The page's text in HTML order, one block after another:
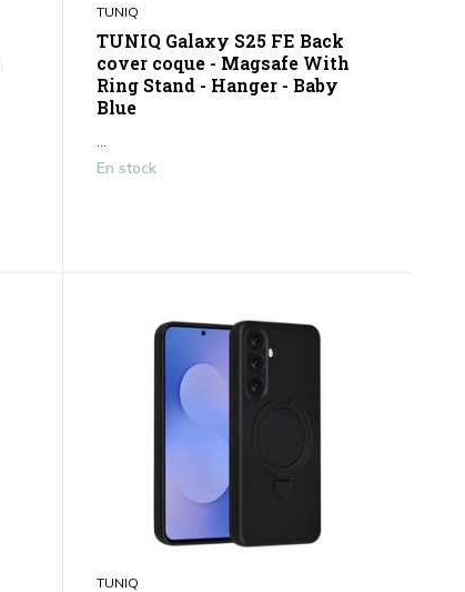
TUNIQ
TUNIQ Galaxy S25 FE Back
cover coque - Magsafe With
Ring Stand - Hanger - Baby
Blue
...
En stock
TUNIQ